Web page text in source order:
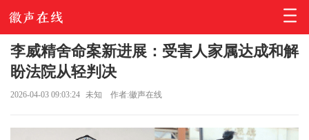
李威精舍命案新进展：受害人家属达成和解
盼法院从轻判决
2026-04-03 09:03:24 未知 作者:徽声在线